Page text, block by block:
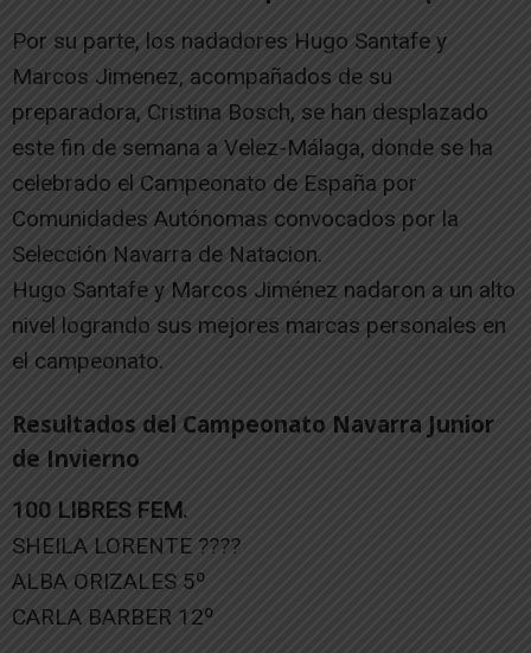
Por su parte, los nadadores Hugo Santafe y
Marcos Jimenez, acompañados de su
preparadora, Cristina Bosch, se han desplazado
este fin de semana a Velez-Málaga, donde se ha
celebrado el Campeonato de España por
Comunidades Autónomas convocados por la
Selección Navarra de Natacion.
Hugo Santafe y Marcos Jiménez nadaron a un alto
nivel logrando sus mejores marcas personales en
el campeonato.
Resultados del Campeonato Navarra Junior
de Invierno
100 LIBRES FEM.
SHEILA LORENTE ????
ALBA ORIZALES 5º
CARLA BARBER 12º